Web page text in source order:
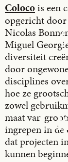
Coloco is een
opgericht
Nicolas
Miguel
diversiteit
door
disciplines
hoe ze
zowel
maat van
ingrepen in
dat projecten
kunnen